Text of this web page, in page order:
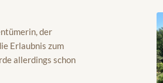
der
Erlaubnis zum
allerdings schon